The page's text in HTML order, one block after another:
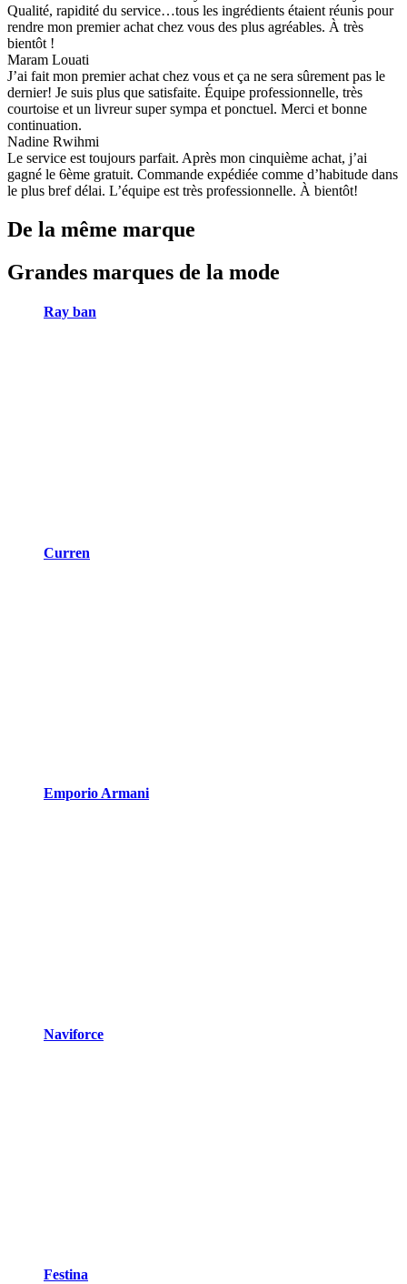
Qualité, rapidité du service…tous les ingrédients étaient réunis pour
rendre mon premier achat chez vous des plus agréables. À très
bientôt !
Maram Louati
J’ai fait mon premier achat chez vous et ça ne sera sûrement pas le
dernier! Je suis plus que satisfaite. Équipe professionnelle, très
courtoise et un livreur super sympa et ponctuel. Merci et bonne
continuation.
Nadine Rwihmi
Le service est toujours parfait. Après mon cinquième achat, j’ai
gagné le 6ème gratuit. Commande expédiée comme d’habitude dans
le plus bref délai. L’équipe est très professionnelle. À bientôt!
De la même marque
Grandes marques de la mode
Ray ban
Curren
Emporio Armani
Naviforce
Festina